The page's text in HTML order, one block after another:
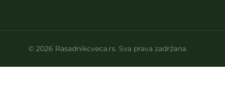
© 2026 Rasadnikcveca.rs. Sva prava zadržana.